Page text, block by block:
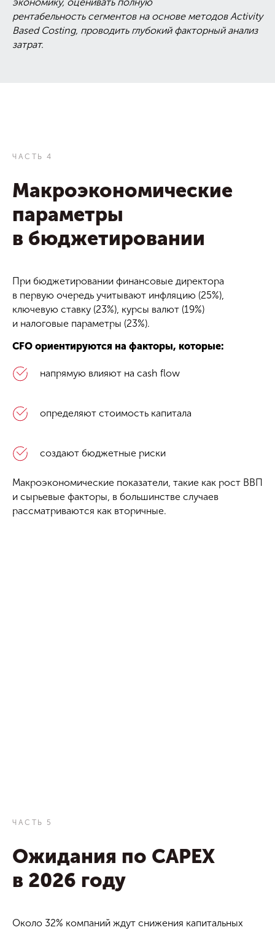
экономику, оценивать полную
рентабельность сегментов на основе методов Activity
Based Costing, проводить глубокий факторный анализ
затрат.
ЧАСТЬ 4
Макроэкономические
параметры
в бюджетировании
При бюджетировании финансовые директора
в первую очередь учитывают инфляцию (25%),
ключевую ставку (23%), курсы валют (19%)
и налоговые параметры (23%).
CFO ориентируются на факторы, которые:
напрямую влияют на cash flow
определяют стоимость капитала
создают бюджетные риски
Макроэкономические показатели, такие как рост ВВП
и сырьевые факторы, в большинстве случаев
рассматриваются как вторичные.
ЧАСТЬ 5
Ожидания по CAPEX
в 2026 году
Около 32% компаний ждут снижения капитальных